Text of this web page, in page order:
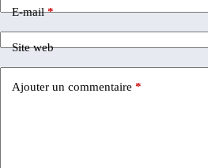
E-mail*
Site web
Ajouter un commentaire *